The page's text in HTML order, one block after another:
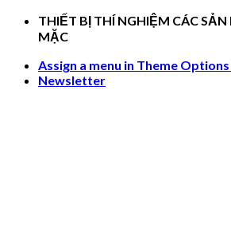
Skip
THIẾT BỊ THÍ NGHIỆM CÁC
MẶC
Assign a menu in Theme
Newsletter